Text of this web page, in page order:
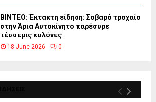
ΒΙΝΤΕΟ: Έκτακτη είδηση: Σοβαρό τροχαίο
στην Άρια Αυτοκίνητο παρέσυρε
τέσσερις κολόνες
18 June 2026 0